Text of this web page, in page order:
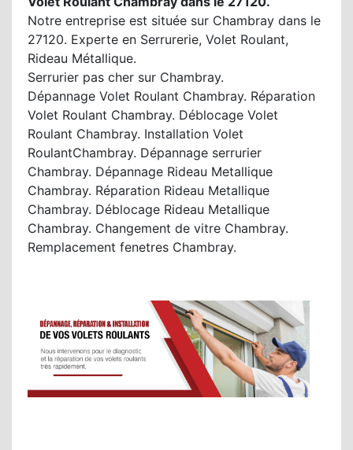
Notre entreprise est située sur Chambray dans le
27120. Experte en Serrurerie, Volet Roulant,
Rideau Métallique.
Serrurier pas cher sur Chambray.
Dépannage Volet Roulant Chambray. Réparation
Volet Roulant Chambray. Déblocage Volet
Roulant Chambray. Installation Volet
RoulantChambray. Dépannage serrurier
Chambray. Dépannage Rideau Metallique
Chambray. Réparation Rideau Metallique
Chambray. Déblocage Rideau Metallique
Chambray. Changement de vitre Chambray.
Remplacement fenetres Chambray.